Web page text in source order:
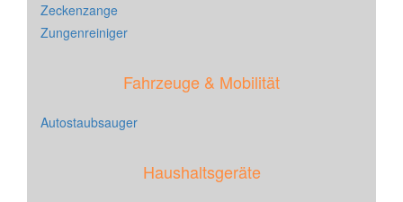
Zeckenzange
Zungenreiniger
Fahrzeuge & Mobilität
Autostaubsauger
Haushaltsgeräte